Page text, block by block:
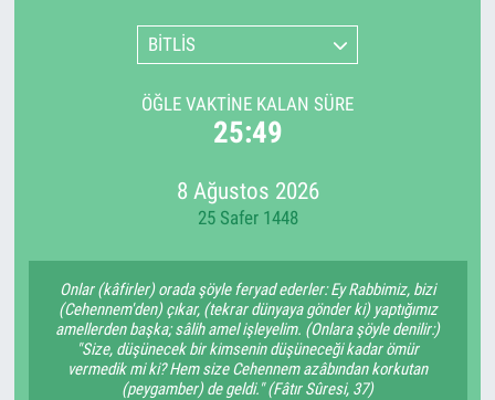
BİTLİS
ÖĞLE VAKTINE KALAN SÜRE
25:49
8 Ağustos 2026
25 Safer 1448
Onlar (kâfirler) orada şöyle feryad ederler: Ey Rabbimiz, bizi
(Cehennem'den) çıkar, (tekrar dünyaya gönder ki) yaptığımız
amellerden başka; sâlih amel işleyelim. (Onlara şöyle denilir:)
"Size, düşünecek bir kimsenin düşüneceği kadar ömür
vermedik mi ki? Hem size Cehennem azâbından korkutan
(peygamber) de geldi." (Fâtır Sûresi, 37)